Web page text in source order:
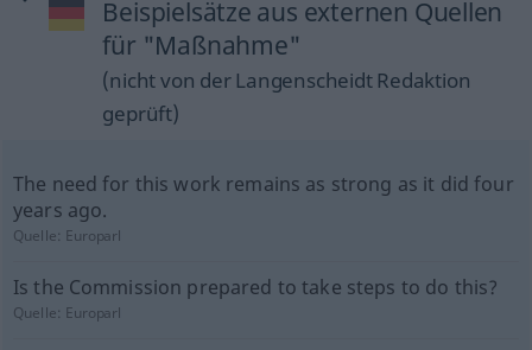
Beispielsätze aus externen Quellen
für "Maßnahme"
(nicht von der Langenscheidt Redaktion
geprüft)
The need for this work remains as strong as it did four
years ago.
Quelle: Europarl
Is the Commission prepared to take steps to do this?
Quelle: Europarl